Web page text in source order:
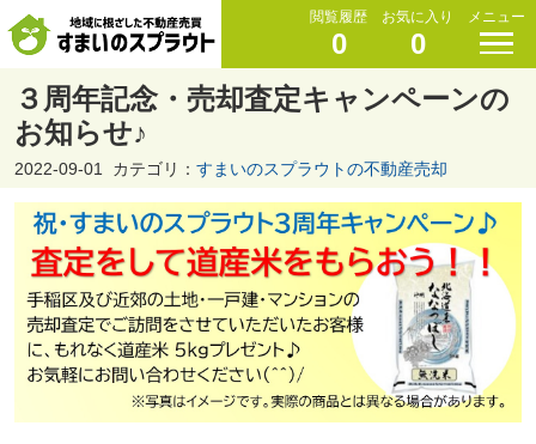
閲覧履歴
0
お気に入り
0
メニュー
３周年記念・売却査定キャンペーンの
お知らせ♪
2022-09-01 カテゴリ： すまいのスプラウトの不動産売却